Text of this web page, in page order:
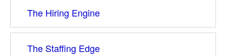
The Hiring Engine
The Staffing Edge